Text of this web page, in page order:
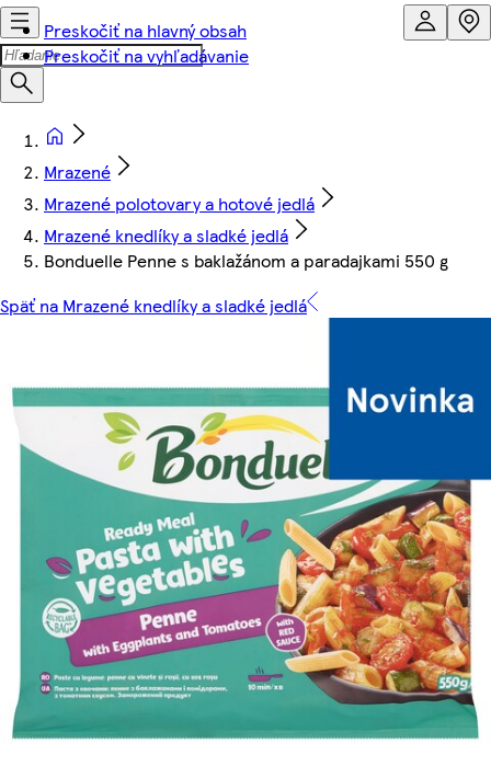
Preskočiť na hlavný obsah
Preskočiť na vyhľadávanie
Mrazené
Mrazené polotovary a hotové jedlá
Mrazené knedlíky a sladké jedlá
Bonduelle Penne s baklažánom a paradajkami 550 g
Späť na Mrazené knedlíky a sladké jedlá